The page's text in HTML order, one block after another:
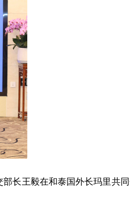
长王毅在和泰国外长玛里共